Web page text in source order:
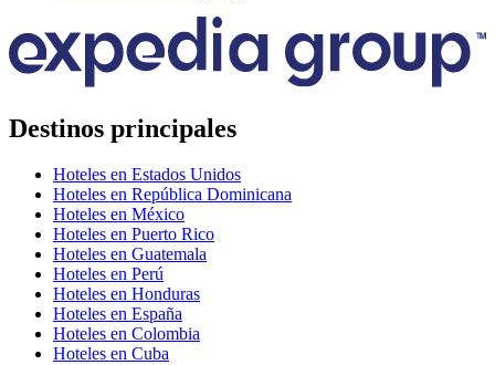
Destinos principales
Hoteles en Estados Unidos
Hoteles en República Dominicana
Hoteles en México
Hoteles en Puerto Rico
Hoteles en Guatemala
Hoteles en Perú
Hoteles en Honduras
Hoteles en España
Hoteles en Colombia
Hoteles en Cuba